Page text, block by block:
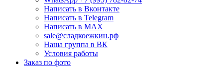
Написать в Вконтакте
Написать в Telegram
Написать в MAX
sale@сладкоежкин.рф
Наша группа в ВК
Условия работы
Заказ по фото